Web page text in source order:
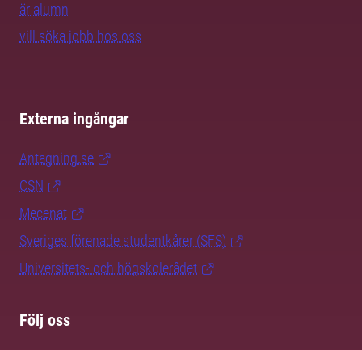
är alumn
vill söka jobb hos oss
Externa ingångar
Antagning.se
CSN
Mecenat
Sveriges förenade studentkårer (SFS)
Universitets- och högskolerådet
Följ oss